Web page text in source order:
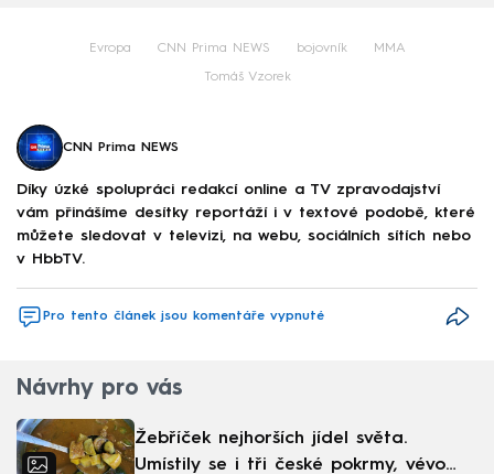
Evropa CNN Prima NEWS bojovník MMA
Tomáš Vzorek
CNN Prima NEWS
Díky úzké spolupráci redakcí online a TV zpravodajství
vám přinášíme desítky reportáží i v textové podobě, které
můžete sledovat v televizi, na webu, sociálních sítích nebo
v HbbTV.
Pro tento článek jsou komentáře vypnuté
Návrhy pro vás
Žebříček nejhorších jídel světa.
Umístily se i tři české pokrmy, vévodí